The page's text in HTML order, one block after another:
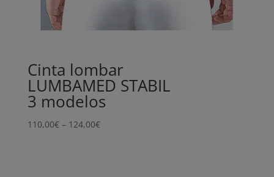
Cinta lombar
LUMBAMED STABIL
3 modelos
110,00€ – 124,00€Price